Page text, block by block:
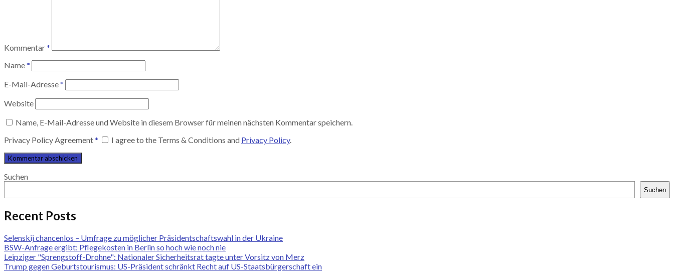
Kommentar*
Name*
E-Mail-Adresse*
Website
Name, E-Mail-Adresse und Website in diesem Browser für meinen nächsten Kommentar speichern.
Privacy Policy Agreement* I agree to the Terms & Conditions and Privacy Policy.
Suchen
Suchen
Recent Posts
Selenskij chancenlos – Umfrage zu möglicher Präsidentschaftswahl in der Ukraine
BSW-Anfrage ergibt: Pflegekosten in Berlin so hoch wie noch nie
Leipziger "Sprengstoff-Drohne": Nationaler Sicherheitsrat tagte unter Vorsitz von Merz
Trump gegen Geburtstourismus: US-Präsident schränkt Recht auf US-Staatsbürgerschaft ein